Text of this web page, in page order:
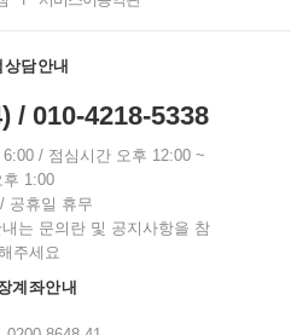
상담안내
/ 010-4218-5338
/ 점심시간 오후 12:00 ~
후 1:00
공휴일 휴무
는 문의란 및 공지사항을 참
주세요
계좌안내